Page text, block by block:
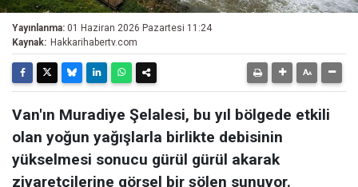
Yayınlanma: 01 Haziran 2026 Pazartesi 11:24
Kaynak: Hakkarihabertv.com
Van'ın Muradiye Şelalesi, bu yıl bölgede etkili
olan yoğun yağışlarla birlikte debisinin
yükselmesi sonucu gürül gürül akarak
ziyaretçilerine görsel bir şölen sunuyor.